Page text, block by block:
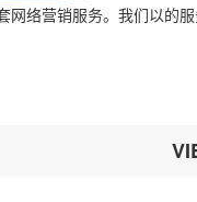
网络营销服务。我们以的服